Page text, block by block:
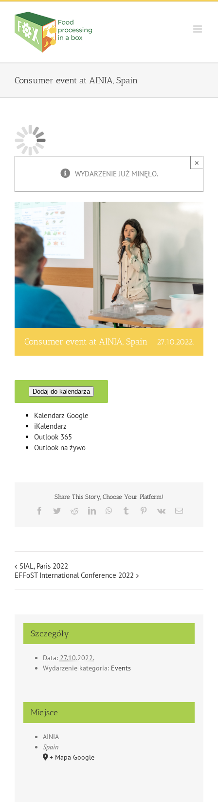
Skip
content
Consumer event at AINIA, Spain
WYDARZENIE JUŻ MINĘŁO.
×
Consumer event at AINIA, Spain 27.10.2022.
Dodaj do kalendarza
Kalendarz Google
iKalendarz
Outlook 365
Outlook na żywo
Share This Story, Choose Your Platform!
Facebook
TwitterRedditLinkedInWhatsApp
Tumblr Pinterest
Vk Email
SIAL, Paris 2022
EFFoST International Conference 2022
Szczegóły
Data: 27.10.2022.
Wydarzenie kategoria: Events
Miejsce
AINIA
Spain
+ Mapa Google